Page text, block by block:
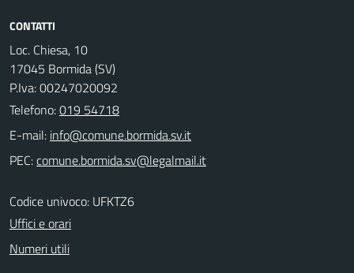
CONTATTI
Loc. Chiesa, 10
17045 Bormida (SV)
P.Iva: 00247020092
Telefono:019 54718
E-mail:
PEC:
Codice univoco: UFKTZ6
Uffici e orari
Numeri utili